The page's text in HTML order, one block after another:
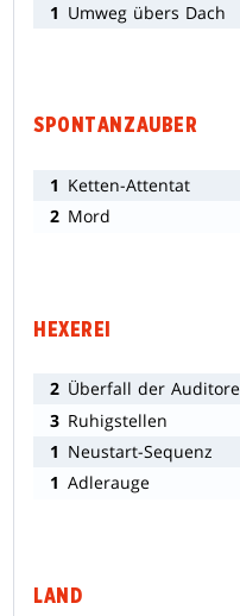
1 Umweg übers Dach
SPONTANZAUBER
1 Ketten-Attentat
2 Mord
HEXEREI
2 Überfall der Auditore
3 Ruhigstellen
1 Neustart-Sequenz
1 Adlerauge
LAND